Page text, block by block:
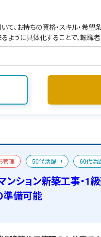
、お持ちの資格・スキル・希望
ように具体化することで、転職
管理 50代活躍中 60代活
二級建築士 宿舎あり
ンション新築工事・
準備可能